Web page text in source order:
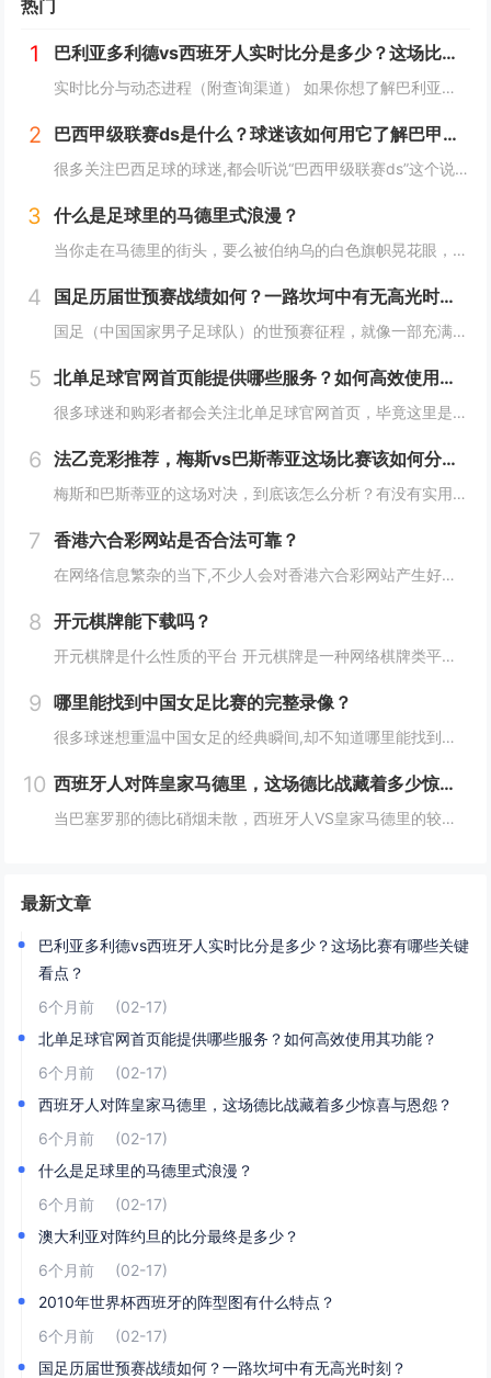
热门
1 巴利亚多利德vs西班牙人实时比分是多少？这场比赛有哪些关键看点？
实时比分与动态进程（附查询渠道） 如果你想了解巴利亚多利德vs西班牙人的实时比分，需要通过动态渠道查询——因为西甲联赛的比分随比赛进程实时变化（比如上半场巴利亚多利德1-0领先、西班牙人点球扳平，或下半场双方互有进球）。 你可以通过...
2 巴西甲级联赛ds是什么？球迷该如何用它了解巴甲赛事？
很多关注巴西足球的球迷,都会听说“巴西甲级联赛ds”这个说法，但它具体是什么？又该怎么用它来深入了解巴甲赛事呢？今天我们就来聊聊这个话题。 巴西甲级联赛ds到底指什么？ 这里的“ds”，通常是指以DS足球为代表的足球数据平台，这类平台专...
3 什么是足球里的马德里式浪漫？
当你走在马德里的街头，要么被伯纳乌的白色旗帜晃花眼，要么被万达大都会（曾是卡尔德隆）的红色海洋暖到心，这座城市的足球浪漫，一半是皇马的星光传奇，一半是马竞的铁血坚守，两种味道混在一起，就成了独一份的“马德里式浪漫”。 皇马：用星光与传...
4 国足历届世预赛战绩如何？一路坎坷中有无高光时刻？
国足（中国国家男子足球队）的世预赛征程，就像一部充满波折的追梦剧本——既有距离梦想一步之遥的遗憾，也有唯一一次“冲出亚洲”的高光，今天我们就来梳理国足历届世预赛的战绩，看看这支球队在逐梦世界杯的路上都经历了什么。 早期世预赛：蹒跚起步的逐...
5 北单足球官网首页能提供哪些服务？如何高效使用其功能？
很多球迷和购彩者都会关注北单足球官网首页，毕竟这里是了解北京单场足球彩票、获取赛事资讯的核心入口，但你真的清楚首页能提供哪些服务，又该怎么高效利用这些功能吗？今天就来详细拆解一下。 北单足球官网首页的核心服务模块有哪些？ 北单足球官网首...
6 法乙竞彩推荐，梅斯vs巴斯蒂亚这场比赛该如何分析和选择？
梅斯和巴斯蒂亚的这场对决，到底该怎么分析？有没有实用的竞彩推荐思路？今天咱们就从球队状态、历史交锋、攻防数据、战意这几个关键维度来拆解这场比赛,给大家的竞彩选择提供一些参考方向。 两队近期状态：谁的“势头”更猛？ 先看梅斯的近期表现：最...
7 香港六合彩网站是否合法可靠？
在网络信息繁杂的当下,不少人会对香港六合彩网站产生好奇，究竟这些网站是否合法可靠呢？接下来我们就详细探讨这个问题。 香港六合彩的基本情况 香港六合彩是香港唯一的合法彩票,由香港赛马会负责营运，它有着特定的游戏规则和开奖流程，每周二、周四...
8 开元棋牌能下载吗？
开元棋牌是什么性质的平台 开元棋牌是一种网络棋牌类平台,这类平台打着休闲娱乐的旗号，以各类棋牌游戏为载体，需要明确的是，在我国，除特定合法场所和经严格审批的特定网络博彩项目外，网络棋牌赌博属于违法行为，很多类似的所谓开元棋牌平台，其本质并...
9 哪里能找到中国女足比赛的完整录像？
很多球迷想重温中国女足的经典瞬间,却不知道哪里能找到完整、高清的比赛录像，这篇文章从获取渠道、资源特点、观看价值等角度，帮你理清“找录像”的门道。 这些渠道能稳定获取完整录像 官方平台是最靠谱的“宝库”： 中国足协/赛事官...
10 西班牙人对阵皇家马德里，这场德比战藏着多少惊喜与恩怨？
当巴塞罗那的德比硝烟未散，西班牙人VS皇家马德里的较量同样牵动着西甲球迷的心，这场对决不止是积分榜上的博弈，更是加泰罗尼亚“黑马”与马德里“银河战舰”的风格碰撞，背后藏着历史恩怨、战术博弈与球星闪光的多重看点。 历史交锋：皇马的统治与...
最新文章
巴利亚多利德vs西班牙人实时比分是多少？这场比赛有哪些关键
看点？
6个月前
(02-17)
北单足球官网首页能提供哪些服务？如何高效使用其功能？
6个月前
(02-17)
西班牙人对阵皇家马德里，这场德比战藏着多少惊喜与恩怨？
6个月前
(02-17)
什么是足球里的马德里式浪漫？
6个月前
(02-17)
澳大利亚对阵约旦的比分最终是多少？
6个月前
(02-17)
2010年世界杯西班牙的阵型图有什么特点？
6个月前
(02-17)
国足历届世预赛战绩如何？一路坎坷中有无高光时刻？